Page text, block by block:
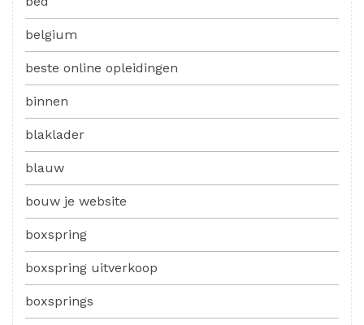
belgium
beste online opleidingen
binnen
blaklader
blauw
bouw je website
boxspring
boxspring uitverkoop
boxsprings